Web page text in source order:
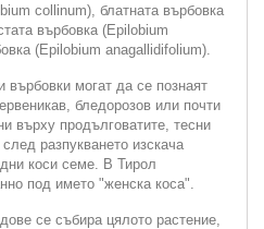
collinum), блатната върбовка
върбовка (Epilobium
(Epilobium anagallidifolium).
върбовки могат да се познаят
бледорозов или почти
върху продълговатите, тесни
разпукването изскача
коси семе. В Тирол
под името "женска коса".
се събира цялото растение,